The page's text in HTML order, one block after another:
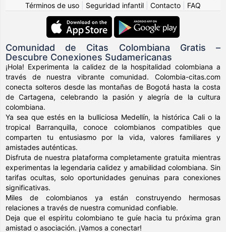
Términos de uso
Seguridad infantil Contacto FAQ
Comunidad de Citas Colombiana Gratis –
Descubre Conexiones Sudamericanas
¡Hola! Experimenta la calidez de la hospitalidad colombiana a
través de nuestra vibrante comunidad. Colombia-citas.com
conecta solteros desde las montañas de Bogotá hasta la costa
de Cartagena, celebrando la pasión y alegría de la cultura
colombiana.
Ya sea que estés en la bulliciosa Medellín, la histórica Cali o la
tropical Barranquilla, conoce colombianos compatibles que
comparten tu entusiasmo por la vida, valores familiares y
amistades auténticas.
Disfruta de nuestra plataforma completamente gratuita mientras
experimentas la legendaria calidez y amabilidad colombiana. Sin
tarifas ocultas, solo oportunidades genuinas para conexiones
significativas.
Miles de colombianos ya están construyendo hermosas
relaciones a través de nuestra comunidad confiable.
Deja que el espíritu colombiano te guíe hacia tu próxima gran
amistad o asociación. ¡Vamos a conectar!